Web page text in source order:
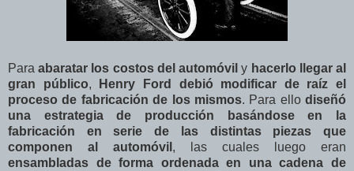
Paraabaratar los costos del automóvil y hacerlo llegar al
gran público,
Henry Ford debió modificar de raíz el
proceso de fabricación de los mismos. Para ello diseñó
una estrategia de producción basándose en la
fabricación en serie de las distintas piezas que
componen al automóvil , las cuales luego eran
ensambladas de forma ordenada en una cadena de